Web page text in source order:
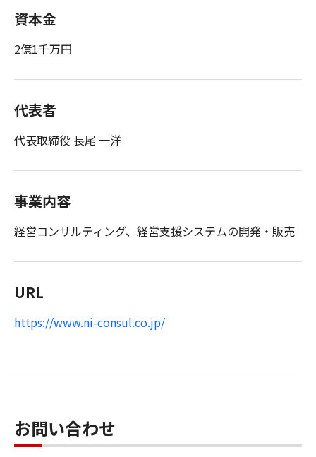
資本金
2億1千万円
代表者
代表取締役 長尾 一洋
事業内容
経営コンサルティング、経営支援システムの開発・販売
URL
https://www.ni-consul.co.jp/
お問い合わせ